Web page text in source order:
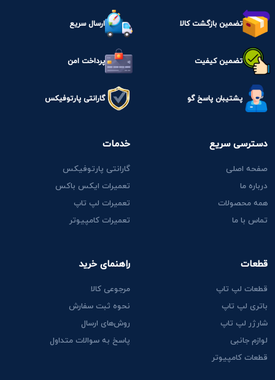
تضمین بازگشت کالا ارسال سریع
تضمین کیفیت پرداخت امن
پشتیبان پاسخ گو گارانتی پارتوفیکس
دسترسی سریع
صفحه اصلی
درباره ما
همه محصولات
تماس با ما
قطعات
قطعات لپ تاپ
باتری لپ تاپ
شارژر لپ تاپ
لوازم جانبی
قطعات کامپیوتر
خدمات
گارانتی پارتوفیکس
تعمیرات ایکس باکس
تعمیرات لپ تاپ
تعمیرات کامپیوتر
راهنمای خرید
مرجوعی کالا
نحوه ثبت سفارش
روش‌های ارسال
پاسخ به سوالات متداول